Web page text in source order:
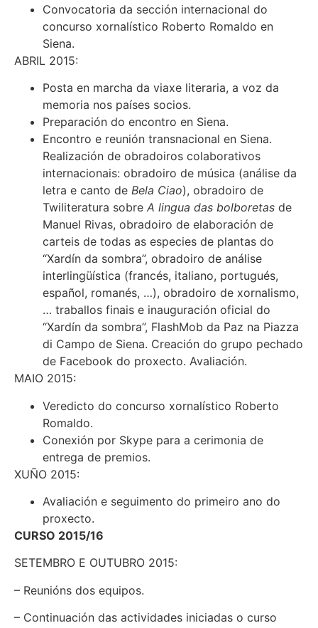
Convocatoria da sección internacional do
concurso xornalístico Roberto Romaldo en
Siena.
ABRIL 2015:
Posta en marcha da viaxe literaria, a voz da
memoria nos países socios.
Preparación do encontro en Siena.
Encontro e reunión transnacional en Siena.
Realización de obradoiros colaborativos
internacionais: obradoiro de música (análise da
letra e canto de Bela Ciao), obradoiro de
Twiliteratura sobre A lingua das bolboretas de
Manuel Rivas, obradoiro de elaboración de
carteis de todas as especies de plantas do
“Xardín da sombra”, obradoiro de análise
interlingüística (francés, italiano, portugués,
español, romanés, …), obradoiro de xornalismo,
… traballos finais e inauguración oficial do
“Xardín da sombra”, FlashMob da Paz na Piazza
di Campo de Siena. Creación do grupo pechado
de Facebook do proxecto. Avaliación.
MAIO 2015:
Veredicto do concurso xornalístico Roberto
Romaldo.
Conexión por Skype para a cerimonia de
entrega de premios.
XUÑO 2015:
Avaliación e seguimento do primeiro ano do
proxecto.
CURSO 2015/16
SETEMBRO E OUTUBRO 2015:
– Reunións dos equipos.
– Continuación das actividades iniciadas o curso